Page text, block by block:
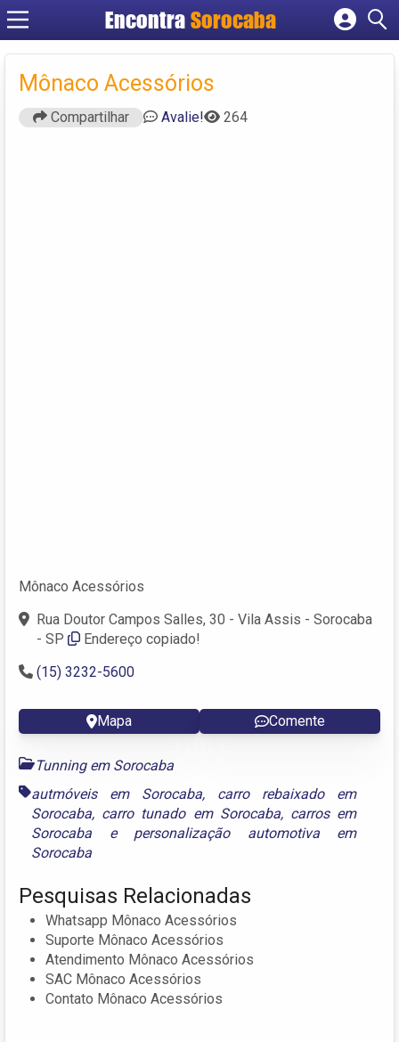
EncontraSorocaba
Cadastrar empresa
Criar conta
Mônaco Acessórios
Compartilhar Avalie! 264
Mônaco Acessórios
Rua Doutor Campos Salles, 30 - Vila Assis - Sorocaba
- SP
Endereço copiado!
(15) 3232-5600
Mapa Comente
Tunning em Sorocaba
autmóveis em Sorocaba, carro rebaixado em
Sorocaba, carro tunado em Sorocaba, carros em
Sorocaba e personalização automotiva em
Sorocaba
Pesquisas Relacionadas
Whatsapp Mônaco Acessórios
Suporte Mônaco Acessórios
Atendimento Mônaco Acessórios
SAC Mônaco Acessórios
Contato Mônaco Acessórios